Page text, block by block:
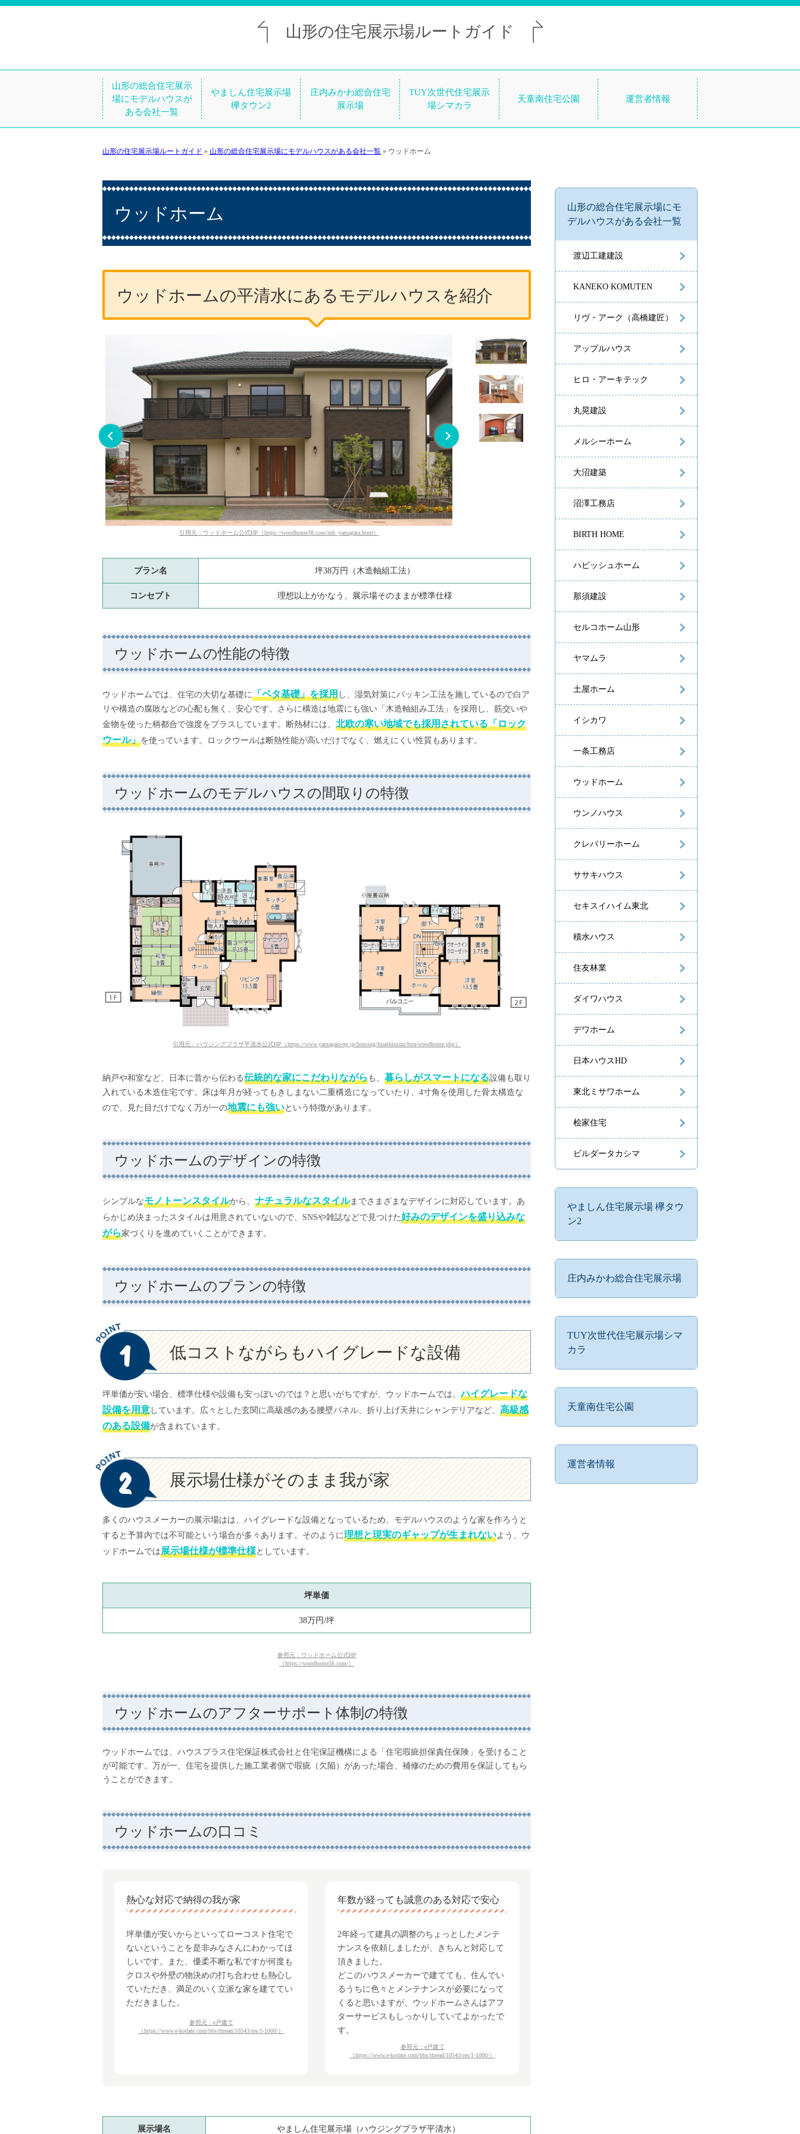
山形の住宅展示場ルートガイド
山形の総合住宅展示
場にモデルハウスが
ある会社一覧
やましん住宅展示場
欅タウン2
庄内みかわ総合住宅
展示場
TUY次世代住宅展示
場シマカラ
天童南住宅公園 運営者情報
山形の住宅展示場ルートガイド » 山形の総合住宅展示場にモデルハウスがある会社一覧 » ウッドホーム
ウッドホーム
ウッドホームの平清水にあるモデルハウスを紹介
引用元：ウッドホーム公式HP（https://woodhome38.com/mh_yamagata.html）
引用元：ウッドホーム公式HP（https://woodhome38.com/mh_yamagata.html）
プラン名 坪38万円（木造軸組工法）
コンセプト 理想以上がかなう、展示場そのままが標準仕様
ウッドホームの性能の特徴
ウッドホームでは、住宅の大切な基礎に 「ベタ基礎」を採用 し、湿気対策にパッキン工法を施しているので白ア
リや構造の腐敗などの心配も無く、安心です。さらに構造は地震にも強い「木造軸組み工法」を採用し、筋交いや
金物を使った柄都合で強度をプラスしています。断熱材には、 北欧の寒い地域でも採用されている「ロック
ウール」 を使っています。ロックウールは断熱性能が高いだけでなく、燃えにくい性質もあります。
ウッドホームのモデルハウスの間取りの特徴
引用元：ハウジングプラザ平清水公式HP（https://www.yamagata-np.jp/housing/hirashimizu/hira-woodhome.php）
納戸や和室など、日本に昔から伝わる伝統的な家にこだわりながら も、 暮らしがスマートになる設備も取り
入れている木造住宅です。床は年月が経ってもきしまない二重構造になっていたり、4寸角を使用した骨太構造な
ので、見た目だけでなく万が一の地震にも強いという特徴があります。
ウッドホームのデザインの特徴
シンプルなモノトーンスタイルから、 ナチュラルなスタイルまでさまざまなデザインに対応しています。あ
らかじめ決まったスタイルは用意されていないので、SNSや雑誌などで見つけた好みのデザインを盛り込みな
がら家づくりを進めていくことができます。
ウッドホームのプランの特徴
1 低コストながらもハイグレードな設備
坪単価が安い場合、標準仕様や設備も安っぽいのでは？と思いがちですが、ウッドホームでは、ハイグレードな
設備を用意 しています。広々とした玄関に高級感のある腰壁パネル、折り上げ天井にシャンデリアなど、 高級感
のある設備が含まれています。
2 展示場仕様がそのまま我が家
多くのハウスメーカーの展示場はは、ハイグレードな設備となっているため、モデルハウスのような家を作ろうと
すると予算内では不可能という場合が多々あります。そのように理想と現実のギャップが生まれないよう、ウ
ッドホームでは 展示場仕様が標準仕様としています。
坪単価
38万円/坪
参照元：ウッドホーム公式HP
（https://woodhome38.com/）
ウッドホームのアフターサポート体制の特徴
ウッドホームでは、ハウスプラス住宅保証株式会社と住宅保証機構による「住宅瑕疵担保責任保険」を受けること
が可能です。万が一、住宅を提供した施工業者側で瑕疵（欠陥）があった場合、補修のための費用を保証してもら
うことができます。
ウッドホームの口コミ
熱心な対応で納得の我が家
坪単価が安いからといってローコスト住宅で
ないということを是非みなさんにわかってほ
しいです。また、優柔不断な私ですが何度も
クロスや外壁の物決めの打ち合わせも熱心し
ていただき、満足のいく立派な家を建ててい
ただきました。
参照元：e戸建て
（https://www.e-kodate.com/bbs/thread/10543/res/1-1000/）
年数が経っても誠意のある対応で安心
2年経って建具の調整のちょっとしたメンテ
ナンスを依頼しましたが、きちんと対応して
頂きました。
どこのハウスメーカーで建てても、住んでい
るうちに色々とメンテナンスが必要になって
くると思いますが、ウッドホームさんはアフ
ターサービスもしっかりしていてよかったで
す。
参照元：e戸建て
（https://www.e-kodate.com/bbs/thread/10543/res/1-1000/）
展示場名 やましん住宅展示場（ハウジングプラザ平清水）
山形の総合住宅展示場にモ
デルハウスがある会社一覧
渡辺工建建設
KANEKO KOMUTEN
リヴ・アーク（高橋建匠）
アップルハウス
ヒロ・アーキテック
丸晃建設
メルシーホーム
大沼建築
沼澤工務店
BIRTH HOME
ハピッシュホーム
那須建設
セルコホーム山形
ヤマムラ
土屋ホーム
イシカワ
一条工務店
ウッドホーム
ウンノハウス
クレバリーホーム
ササキハウス
セキスイハイム東北
積水ハウス
住友林業
ダイワハウス
デワホーム
日本ハウスHD
東北ミサワホーム
桧家住宅
ビルダータカシマ
やましん住宅展示場 欅タウ
ン2
庄内みかわ総合住宅展示場
TUY次世代住宅展示場シマ
カラ
天童南住宅公園
運営者情報